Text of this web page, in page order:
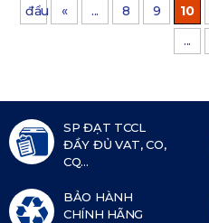
đầu
« ... 8 9 10
...
SP ĐẠT TCCL
ĐẦY ĐỦ VAT, CO,
CQ...
BẢO HÀNH
CHÍNH HÃNG